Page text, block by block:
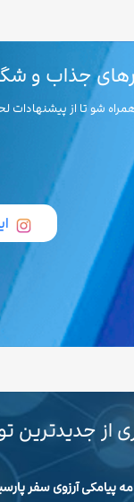
جذاب و
همراه شو تا از
جدیدترین
پیامکی آرزوی سفر